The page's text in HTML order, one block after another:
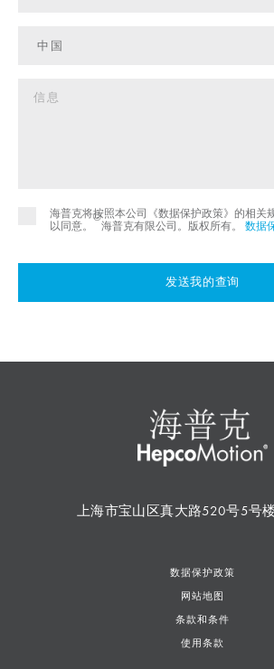
海普克将按照本公司《数据保护政策》的相关
以同意。
©
海普克有限公司。版权所有。 数据
发送我的查询
上海市宝山区真大路520号5号
数据保护政策
网站地图
条款和条件
使用条款